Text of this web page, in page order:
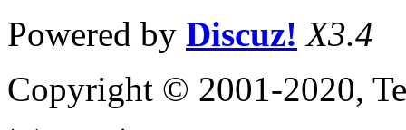
Powered by Discuz! X3.4
Copyright © 2001-2020,